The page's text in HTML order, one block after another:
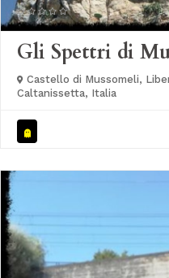
Gli Spettri di
Castello di Mussomeli,
Caltanissetta, Italia